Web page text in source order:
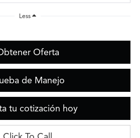
Less
Oferta
de Manejo
tu cotización hoy